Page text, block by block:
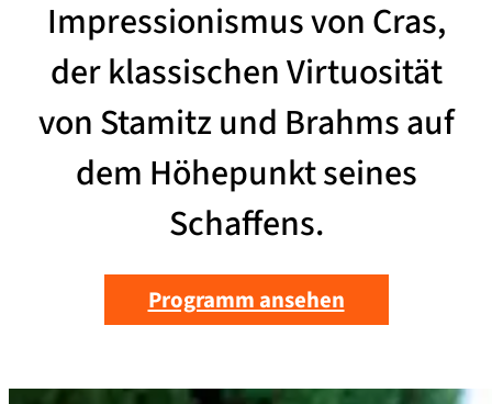
Impressionismus von Cras,
der klassischen Virtuosität
von Stamitz und Brahms auf
dem Höhepunkt seines
Schaffens.
Programm ansehen